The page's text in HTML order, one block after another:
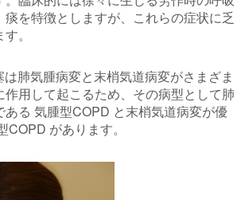
痰を特徴としますが、これらの症状に乏
。
肺気腫病変と末梢気道病変がさまざま
作用して起こるため、その病型として肺
ある 気腫型COPD と末梢気道病変が優
があります。